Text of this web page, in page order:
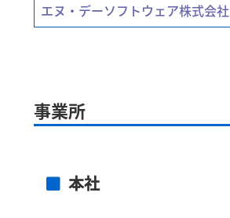
エヌ・デーソフトウェア株式会社
事業所
本社